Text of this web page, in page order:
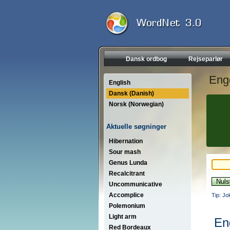
Dansk ordbog Rejseparlør
English
Dansk (Danish)
Norsk (Norwegian)
Aktuelle søgninger
Hibernation
Sour mash
Genus Lunda
Recalcitrant
Uncommunicative
Accomplice
Polemonium
Light arm
Red Bordeaux
Tip: